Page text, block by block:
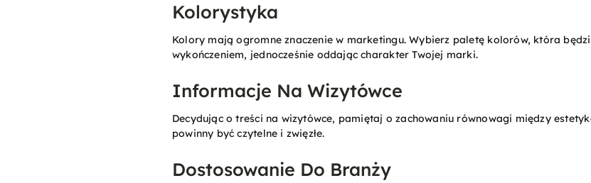
Kolorystyka
Kolory mają ogromne znaczenie w marketingu. Wybierz paletę kolorów, która
wykończeniem, jednocześnie oddając charakter Twojej marki.
Informacje Na Wizytówce
Decydując o treści na wizytówce, pamiętaj o zachowaniu równowagi między
powinny być czytelne i zwięzłe.
Dostosowanie Do Branży